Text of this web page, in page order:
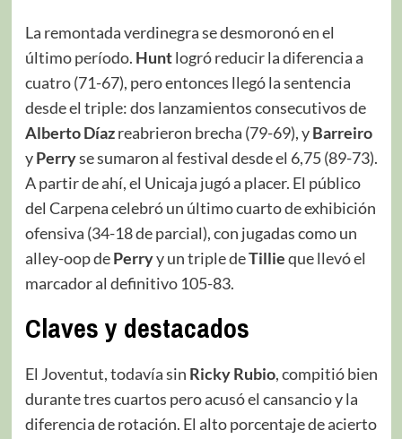
La remontada verdinegra se desmoronó en el
último período. Huntlogró reducir la diferencia a
cuatro (71-67), pero entonces llegó la sentencia
desde el triple: dos lanzamientos consecutivos de
Alberto Díazreabrieron brecha (79-69), yBarreiro
yPerryse sumaron al festival desde el 6,75 (89-73).
A partir de ahí, el Unicaja jugó a placer. El público
del Carpena celebró un último cuarto de exhibición
ofensiva (34-18 de parcial), con jugadas como un
alley-oop dePerryy un triple deTillieque llevó el
marcador al definitivo 105-83.
Claves y destacados
El Joventut, todavía sin Ricky Rubio, compitió bien
durante tres cuartos pero acusó el cansancio y la
diferencia de rotación. El alto porcentaje de acierto